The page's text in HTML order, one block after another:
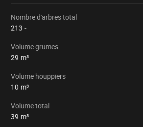
Nombre d'arbres total
213 -
Volume grumes
29 m³
Volume houppiers
10 m³
Volume total
39 m³